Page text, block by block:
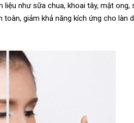
liệu như sữa chua, khoai tây, mật ong,
giảm khả năng kích ứng cho làn